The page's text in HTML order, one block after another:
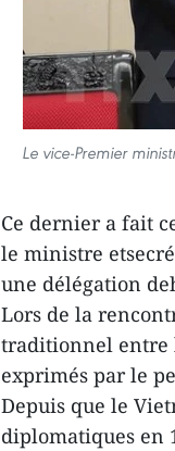
Le vice-Premier
Ce dernier a fait
le ministre
une délégation
Lors de la
traditionnel entre
exprimés par le
Depuis que le
diplomatiques en